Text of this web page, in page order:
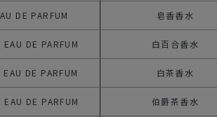
DE PARFUM
皂香香水
EAU DE PARFUM
白百合香水
EAU DE PARFUM
白茶香水
EAU DE PARFUM
伯爵茶香水